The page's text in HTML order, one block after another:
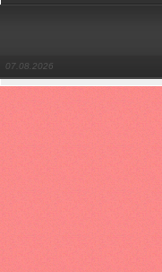
07.08.2026